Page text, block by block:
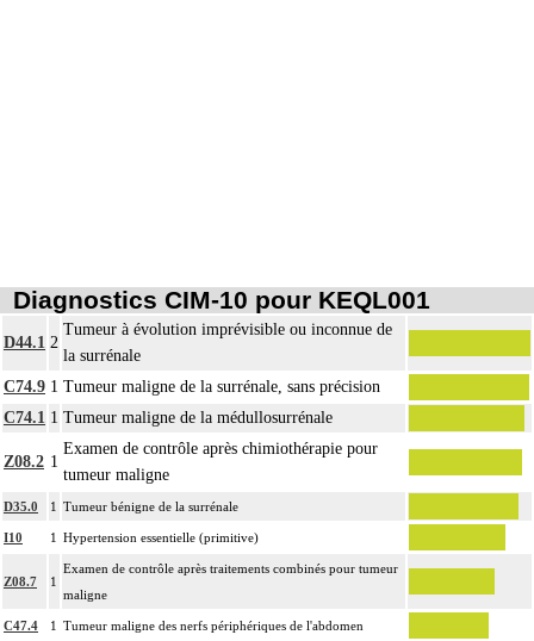
Diagnostics CIM-10 pour KEQL001
D44.1 2
Tumeur à évolution imprévisible ou inconnue de
la surrénale
C74.9 1 Tumeur maligne de la surrénale, sans précision
C74.1 1 Tumeur maligne de la médullosurrénale
Z08.2 1
Examen de contrôle après chimiothérapie pour
tumeur maligne
D35.0 1 Tumeur bénigne de la surrénale
I10 1 Hypertension essentielle (primitive)
Z08.7 1
Examen de contrôle après traitements combinés pour tumeur
maligne
C47.4 1 Tumeur maligne des nerfs périphériques de l'abdomen